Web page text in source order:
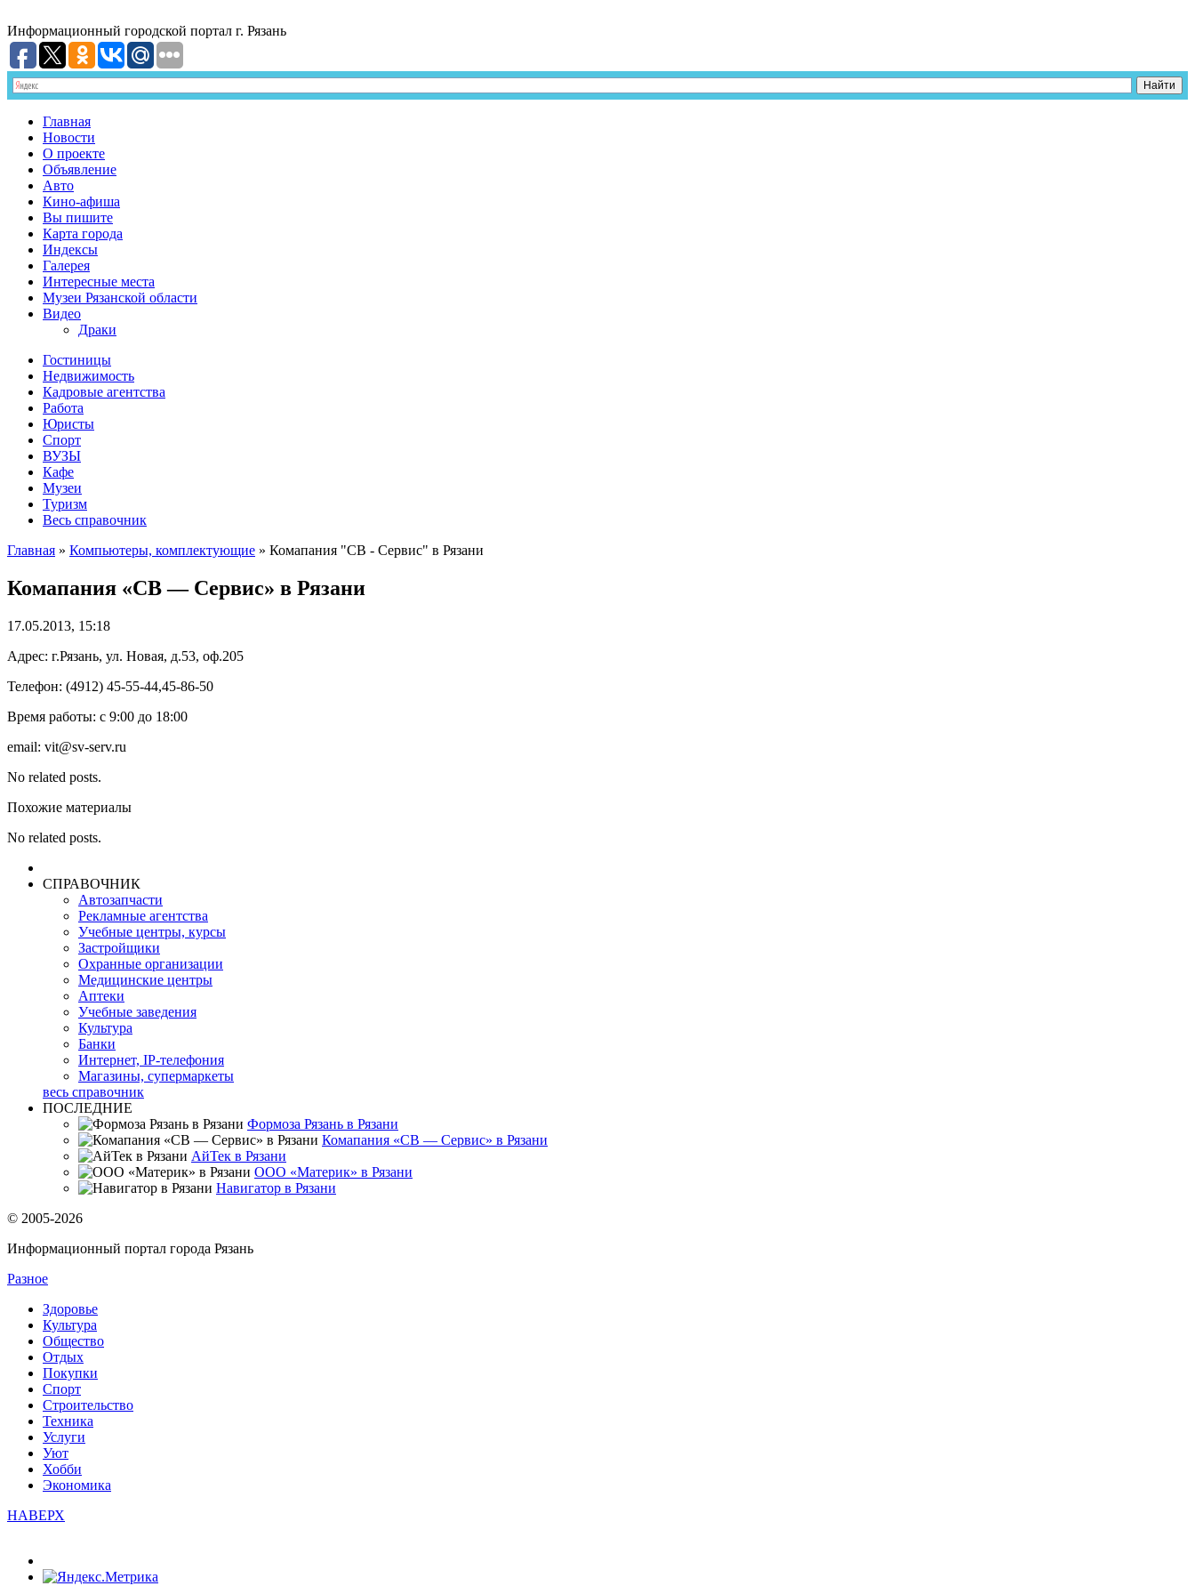
Информационный городской портал г. Рязань
Главная
Новости
О проекте
Объявление
Авто
Кино-афиша
Вы пишите
Карта города
Индексы
Галерея
Интересные места
Музеи Рязанской области
Видео
Драки
Гостиницы
Недвижимость
Кадровые агентства
Работа
Юристы
Спорт
ВУЗЫ
Кафе
Музеи
Туризм
Весь справочник
Главная » Компьютеры, комплектующие » Комапания "СВ - Сервис" в Рязани
Комапания «СВ — Сервис» в Рязани
17.05.2013, 15:18
Адрес: г.Рязань, ул. Новая, д.53, оф.205
Телефон: (4912) 45-55-44,45-86-50
Время работы: с 9:00 до 18:00
email: vit@sv-serv.ru
No related posts.
Похожие материалы
No related posts.
СПРАВОЧНИК
Автозапчасти
Рекламные агентства
Учебные центры, курсы
Застройщики
Охранные организации
Медицинские центры
Аптеки
Учебные заведения
Культура
Банки
Интернет, IP-телефония
Магазины, супермаркеты
весь справочник
ПОСЛЕДНИЕ
Формоза Рязань в Рязани
Комапания «СВ — Сервис» в Рязани
АйТек в Рязани
ООО «Материк» в Рязани
Навигатор в Рязани
© 2005-2026
Информационный портал города Рязань
Разное
Здоровье
Культура
Общество
Отдых
Покупки
Спорт
Строительство
Техника
Услуги
Уют
Хобби
Экономика
НАВЕРХ